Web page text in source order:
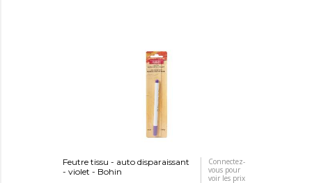
Feutre tissu - auto disparaissant
- violet - Bohin
Connectez-
vous pour
voir les prix